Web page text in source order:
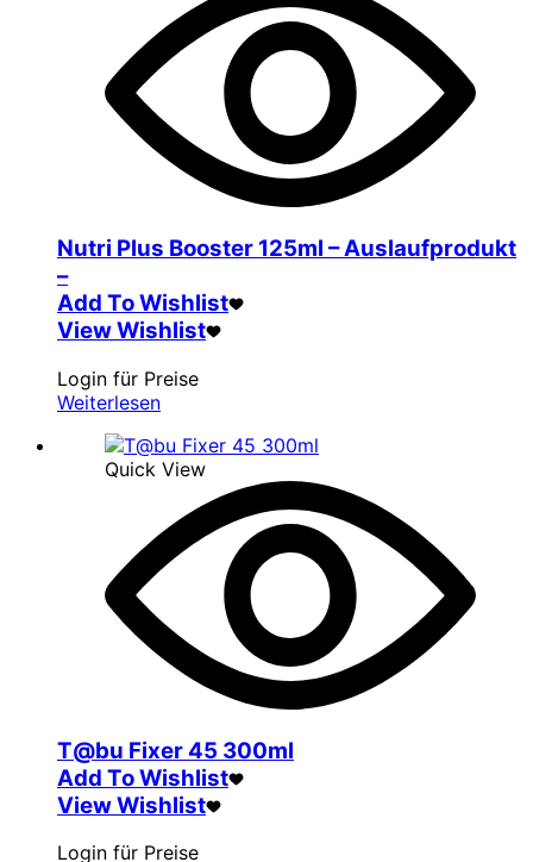
Nutri Plus Booster 125ml – Auslaufprodukt
–
Add To Wishlist
View Wishlist
Login für Preise
Weiterlesen
Quick View
T@bu Fixer 45 300ml
Add To Wishlist
View Wishlist
Login für Preise